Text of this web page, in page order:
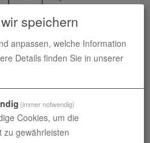
speichern
anpassen, welche Information
Details finden Sie in unserer
(immer notwendig)
Cookies, um die
zu gewährleisten